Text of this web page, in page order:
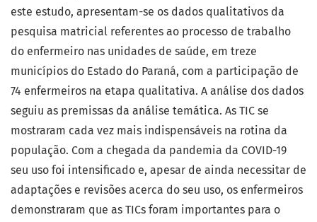
este estudo, apresentam-se os dados qualitativos da
pesquisa matricial referentes ao processo de trabalho
do enfermeiro nas unidades de saúde, em treze
municípios do Estado do Paraná, com a participação de
74 enfermeiros na etapa qualitativa. A análise dos dados
seguiu as premissas da análise temática. As TIC se
mostraram cada vez mais indispensáveis na rotina da
população. Com a chegada da pandemia da COVID-19
seu uso foi intensificado e, apesar de ainda necessitar de
adaptações e revisões acerca do seu uso, os enfermeiros
demonstraram que as TICs foram importantes para o